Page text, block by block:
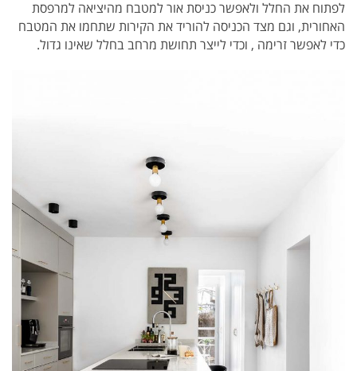
לפתוח את החלל ולאפשר כניסת אור למטבח מהיציאה למרפסת
האחורית, וגם מצד הכניסה להוריד את הקירות שתחמו את המטבח
כדי לאפשר זרימה , וכדי לייצר תחושת מרחב בחלל שאינו גדול.